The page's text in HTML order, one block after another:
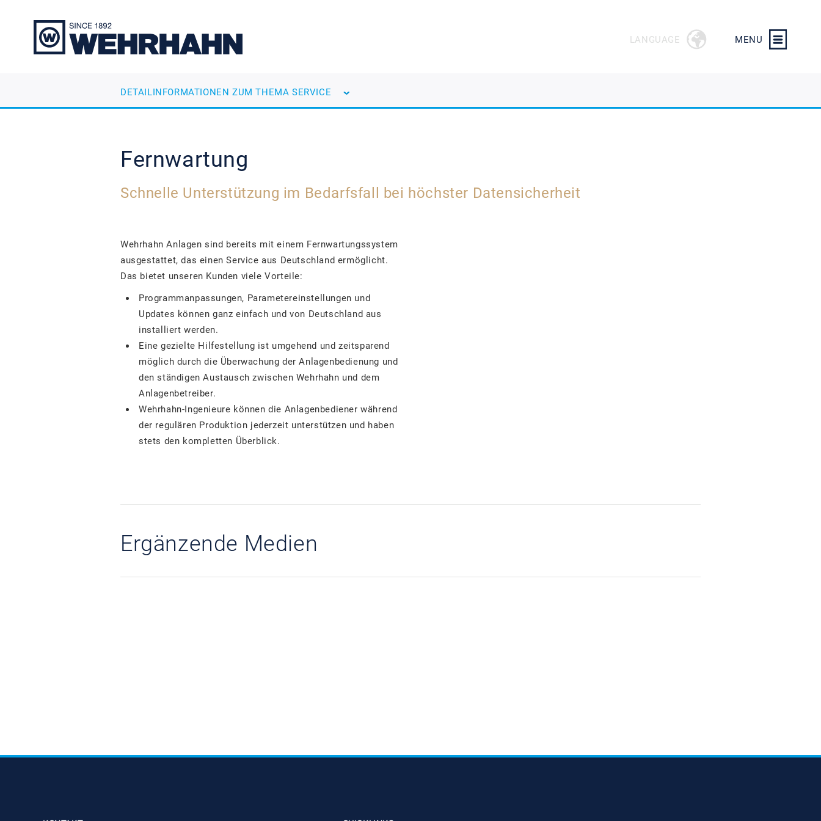
MENU
LANGUAGE
DETAILINFORMATIONEN ZUM THEMA SERVICE
Fernwartung
Schnelle Unterstützung im Bedarfsfall bei höchster Datensicherheit
Wehrhahn Anlagen sind bereits mit einem Fernwartungssystem
ausgestattet, das einen Service aus Deutschland ermöglicht.
Das bietet unseren Kunden viele Vorteile:
Programmanpassungen, Parametereinstellungen und
Updates können ganz einfach und von Deutschland aus
installiert werden.
Eine gezielte Hilfestellung ist umgehend und zeitsparend
möglich durch die Überwachung der Anlagenbedienung und
den ständigen Austausch zwischen Wehrhahn und dem
Anlagenbetreiber.
Wehrhahn-Ingenieure können die Anlagenbediener während
der regulären Produktion jederzeit unterstützen und haben
stets den kompletten Überblick.
Ergänzende Medien